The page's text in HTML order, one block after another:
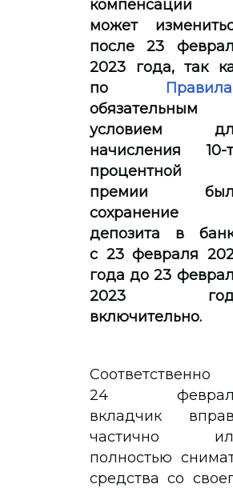
компенсации
может
после 23
2023 года, так
по
обязательным
условием
начисления 10-
процентной
премии
сохранение
депозита в
с 23 февраля
года до 23
2023
включительно.
Соответственно
24
вкладчик
частично
полностью
средства со